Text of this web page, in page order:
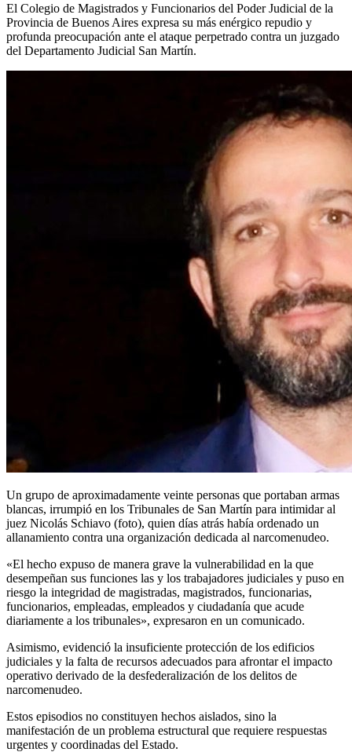
El Colegio de Magistrados y Funcionarios del Poder Judicial de la
Provincia de Buenos Aires expresa su más enérgico repudio y
profunda preocupación ante el ataque perpetrado contra un juzgado
del Departamento Judicial San Martín.
Un grupo de aproximadamente veinte personas que portaban armas
blancas, irrumpió en los Tribunales de San Martín para intimidar al
juez Nicolás Schiavo (foto), quien días atrás había ordenado un
allanamiento contra una organización dedicada al narcomenudeo.
«El hecho expuso de manera grave la vulnerabilidad en la que
desempeñan sus funciones las y los trabajadores judiciales y puso en
riesgo la integridad de magistradas, magistrados, funcionarias,
funcionarios, empleadas, empleados y ciudadanía que acude
diariamente a los tribunales», expresaron en un comunicado.
Asimismo, evidenció la insuficiente protección de los edificios
judiciales y la falta de recursos adecuados para afrontar el impacto
operativo derivado de la desfederalización de los delitos de
narcomenudeo.
Estos episodios no constituyen hechos aislados, sino la
manifestación de un problema estructural que requiere respuestas
urgentes y coordinadas del Estado.